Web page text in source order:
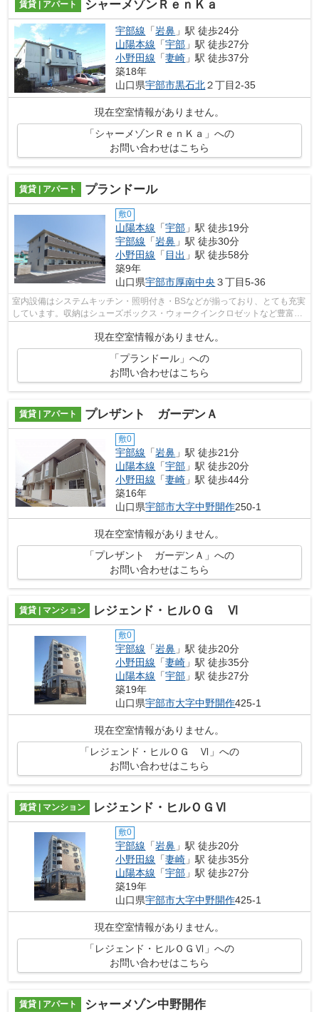
賃貸 | アパート シャーメゾンＲｅｎＫａ
宇部線 「岩鼻 」駅 徒歩24分
山陽本線 「宇部 」駅 徒歩27分
小野田線 「妻崎 」駅 徒歩37分
築18年
山口県宇部市黒石北２丁目2-35
現在空室情報がありません。
「シャーメゾンＲｅｎＫａ」への
お問い合わせはこちら
賃貸 | アパート プランドール
敷0
山陽本線 「宇部 」駅 徒歩19分
宇部線 「岩鼻 」駅 徒歩30分
小野田線 「 目出 」駅 徒歩58分
築9年
山口県宇部市厚南中央 ３丁目5-36
室内設備はシステムキッチン・照明付き・BSなどが揃っており、とても充実
しています。収納はシューズボックス・ウォークインクロゼットなど豊富な
現在空室情報がありません。
「プランドール」への
お問い合わせはこちら
賃貸 | アパート プレザント ガーデンＡ
敷0
宇部線 「岩鼻 」駅 徒歩21分
山陽本線 「宇部 」駅 徒歩20分
小野田線 「妻崎 」駅 徒歩44分
築16年
山口県宇部市大字中野開作250-1
現在空室情報がありません。
「プレザント ガーデンＡ」への
お問い合わせはこちら
賃貸 | マンション レジェンド・ヒルＯＧ Ⅵ
敷0
宇部線 「岩鼻 」駅 徒歩20分
小野田線 「妻崎 」駅 徒歩35分
山陽本線 「宇部 」駅 徒歩27分
築19年
山口県宇部市大字中野開作425-1
現在空室情報がありません。
「レジェンド・ヒルＯＧ Ⅵ」への
お問い合わせはこちら
賃貸 | マンション レジェンド・ヒルＯＧⅥ
敷0
宇部線 「岩鼻 」駅 徒歩20分
小野田線 「妻崎 」駅 徒歩35分
山陽本線 「宇部 」駅 徒歩27分
築19年
山口県宇部市大字中野開作425-1
現在空室情報がありません。
「レジェンド・ヒルＯＧⅥ」への
お問い合わせはこちら
賃貸 | アパート シャーメゾン中野開作